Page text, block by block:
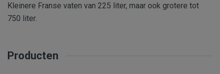
Kleinere Franse vaten van 225 liter, maar ook grotere tot
750 liter.
Producten